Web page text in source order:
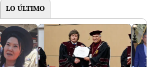
LO ÚLTIMO